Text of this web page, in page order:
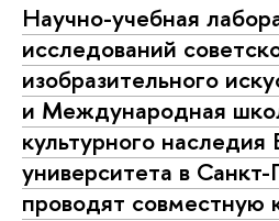
Научно-учебная
исследований
изобразительного
и Международная
культурного наследия
университета в
проводят совместную